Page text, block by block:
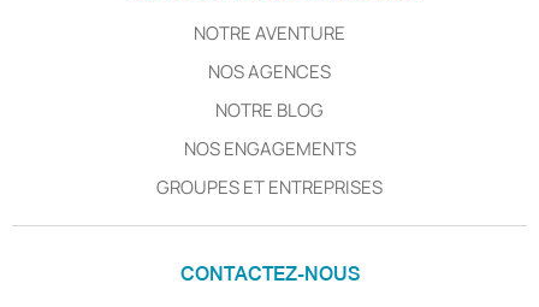
NOTRE AVENTURE
NOS AGENCES
NOTRE BLOG
NOS ENGAGEMENTS
GROUPES ET ENTREPRISES
CONTACTEZ-NOUS